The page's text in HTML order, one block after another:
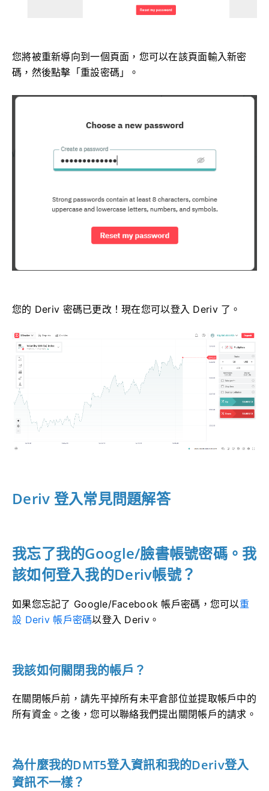
您將被重新導向到一個頁面，您可以在該頁面輸入新密
碼，然後點擊「重設密碼」。
您的 Deriv 密碼已更改！現在您可以登入 Deriv 了。
Deriv 登入常見問題解答
我忘了我的Google/臉書帳號密碼。我
該如何登入我的Deriv帳號？
如果您忘記了 Google/Facebook 帳戶密碼，您可以重
設 Deriv 帳戶密碼以登入 Deriv。
我該如何關閉我的帳戶？
在關閉帳戶前，請先平掉所有未平倉部位並提取帳戶中的
所有資金。之後，您可以聯絡我們提出關閉帳戶的請求。
為什麼我的DMT5登入資訊和我的Deriv登入
資訊不一樣？